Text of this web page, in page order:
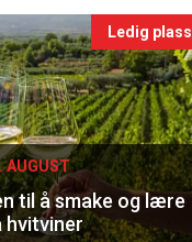
Ledig plass
AUGUST
til å smake og lære
hvitviner